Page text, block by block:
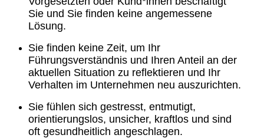
Sie und Sie finden keine angemessene
Lösung.
Sie finden keine Zeit, um Ihr
Führungsverständnis und Ihren Anteil an der
aktuellen Situation zu reflektieren und Ihr
Verhalten im Unternehmen neu auszurichten.
Sie fühlen sich gestresst, entmutigt,
orientierungslos, unsicher, kraftlos und sind
oft gesundheitlich angeschlagen.